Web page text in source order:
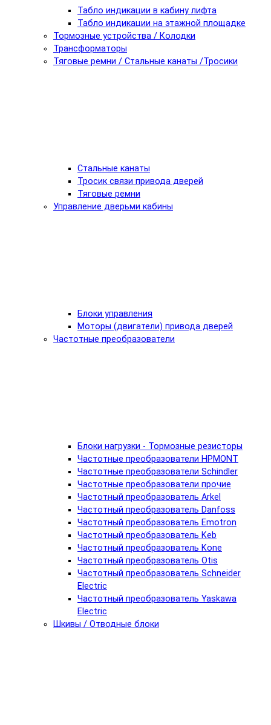
Табло индикации в кабину лифта
Табло индикации на этажной площадке
Тормозные устройства / Колодки
Трансформаторы
Тяговые ремни / Стальные канаты /Тросики
Стальные канаты
Тросик связи привода дверей
Тяговые ремни
Управление дверьми кабины
Блоки управления
Моторы (двигатели) привода дверей
Частотные преобразователи
Блоки нагрузки - Тормозные резисторы
Частотные преобразователи HPMONT
Частотные преобразователи Schindler
Частотные преобразователи прочие
Частотный преобразователь Arkel
Частотный преобразователь Danfoss
Частотный преобразователь Emotron
Частотный преобразователь Keb
Частотный преобразователь Kone
Частотный преобразователь Otis
Частотный преобразователь Schneider
Electric
Частотный преобразователь Yaskawa
Electric
Шкивы / Отводные блоки